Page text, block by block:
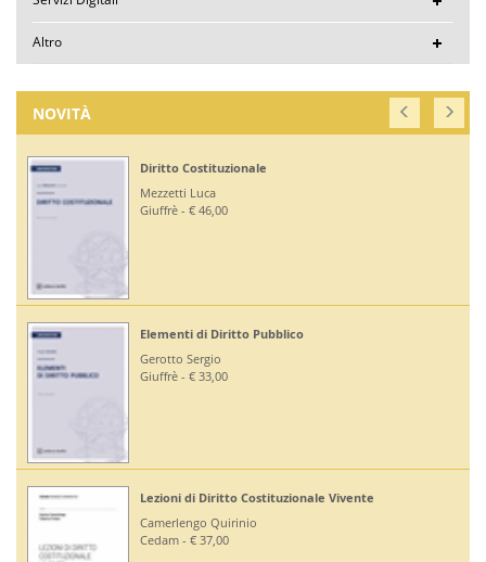
Altro
NOVITÀ
Diritto Costituzionale
Mezzetti Luca
Giuffrè - € 46,00
Elementi di Diritto Pubblico
Gerotto Sergio
Giuffrè - € 33,00
Lezioni di Diritto Costituzionale Vivente
Camerlengo Quirinio
Cedam - € 37,00